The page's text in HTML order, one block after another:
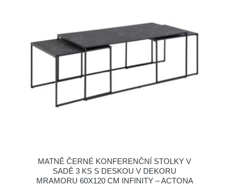
MATNĚ ČERNÉ KONFERENČNÍ STOLKY V
SADĚ 3 KS S DESKOU V DEKORU
MRAMORU 60X120 CM INFINITY – ACTONA